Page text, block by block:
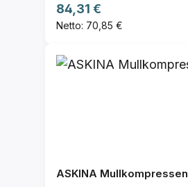
Regulärer Preis:
84,31 €
Netto: 70,85 €
ASKINA Mullkompressen